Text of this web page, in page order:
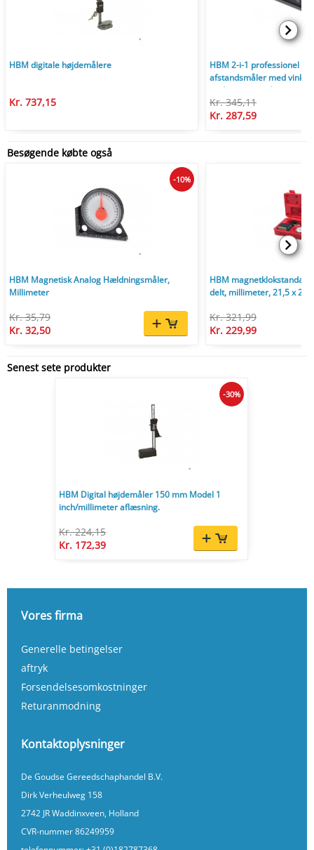
HBM digitale højdemålere
Kr. 737,15
HBM 2-i-1 professionel
afstandsmåler med
cm/mm og grader
Kr. 345,11
Kr. 287,59
Besøgende købte også
HBM Magnetisk Analog Hældningsmåler,
Millimeter
Kr. 35,79
Kr. 32,50
-10%
HBM
delt, millimeter, 21,5 x
Kr. 321,99
Kr. 229,99
Senest sete produkter
HBM Digital højdemåler 150 mm Model 1
inch/millimeter aflæsning.
Kr. 224,15
Kr. 172,39
-30%
Vores firma
Generelle betingelser
aftryk
Forsendelsesomkostninger
Returanmodning
Kontaktoplysninger
De Goudse Gereedschaphandel B.V.
Dirk Verheulweg 158
2742 JR Waddinxveen, Holland
CVR-nummer 86249959